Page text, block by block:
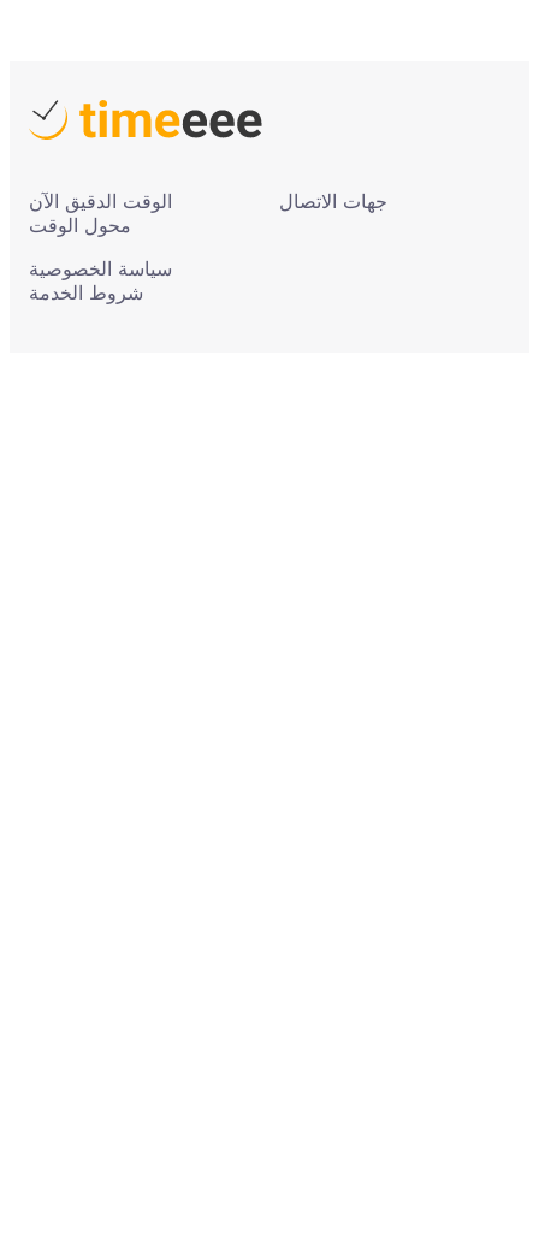
الوقت الدقيق الآن
محول الوقت
جهات الاتصال
سياسة الخصوصية
شروط الخدمة